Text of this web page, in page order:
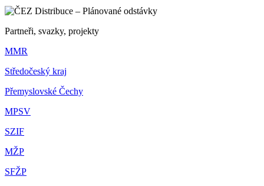
Partneři, svazky, projekty
MMR
Středočeský kraj
Přemyslovské Čechy
MPSV
SZIF
MŽP
SFŽP